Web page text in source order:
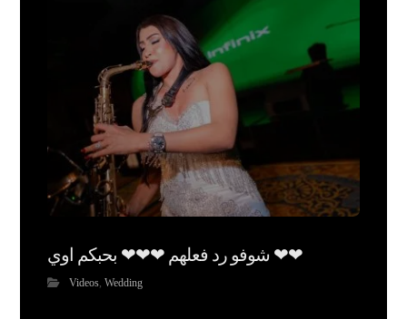
شوفو رد فعلهم ❤❤❤ بحبكم اوي ❤❤
Videos,Wedding